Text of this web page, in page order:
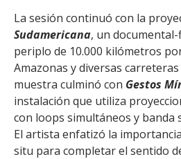
La sesión continuó con la
Sudamericana, un
periplo de 10.000 kilómetros
Amazonas y diversas
muestra culminó con Gestos
instalación que utiliza
con loops simultáneos y banda
El artista enfatizó la
situ para completar el sentido